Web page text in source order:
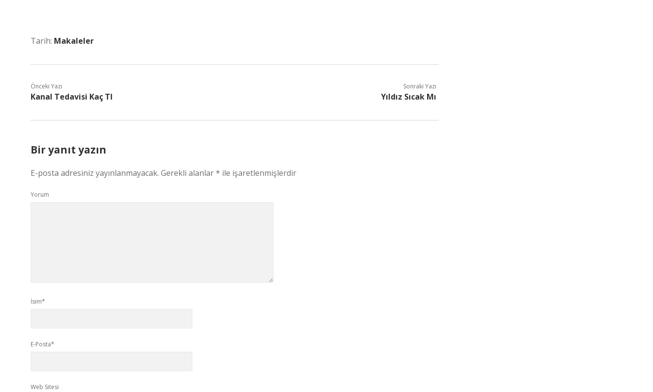
Tarih: Makaleler
Önceki Yazı
Kanal Tedavisi Kaç Tl
Sonraki Yazı
Yıldız Sıcak Mı
Bir yanıt yazın
E-posta adresiniz yayınlanmayacak. Gerekli alanlar* ile işaretlenmişlerdir
Yorum
İsim*
E-Posta*
Web Sitesi